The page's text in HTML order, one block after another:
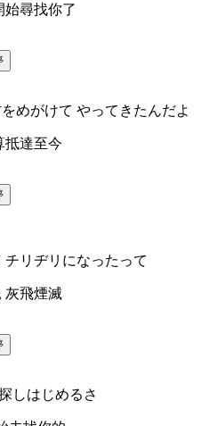
始尋找你了
めがけて やってきたんだよ
抵達至今
リヂリになったって
灰飛煙滅
しはじめるさ